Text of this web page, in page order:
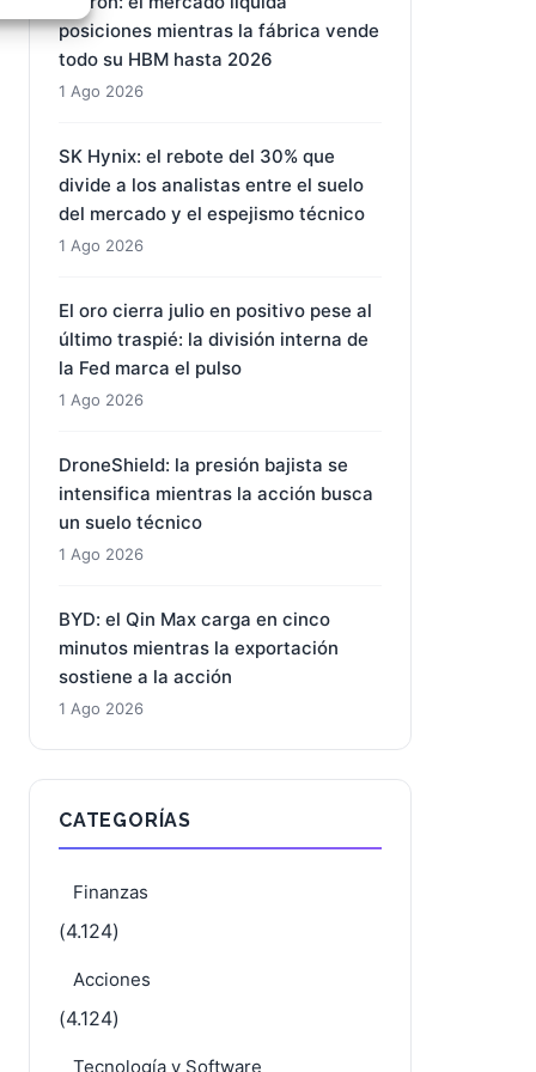
activo
Micron: el mercado liquida
posiciones mientras la fábrica vende
todo su HBM hasta 2026
SK Hynix: el rebote del 30% que
divide a los analistas entre el suelo
del mercado y el espejismo técnico
El oro cierra julio en positivo pese al
la Fed marca el pulso
DroneShield: la presión bajista se
un suelo técnico
1 Ago 2026
BYD: el Qin Max carga en cinco
minutos mientras la exportación
CATEGORÍAS